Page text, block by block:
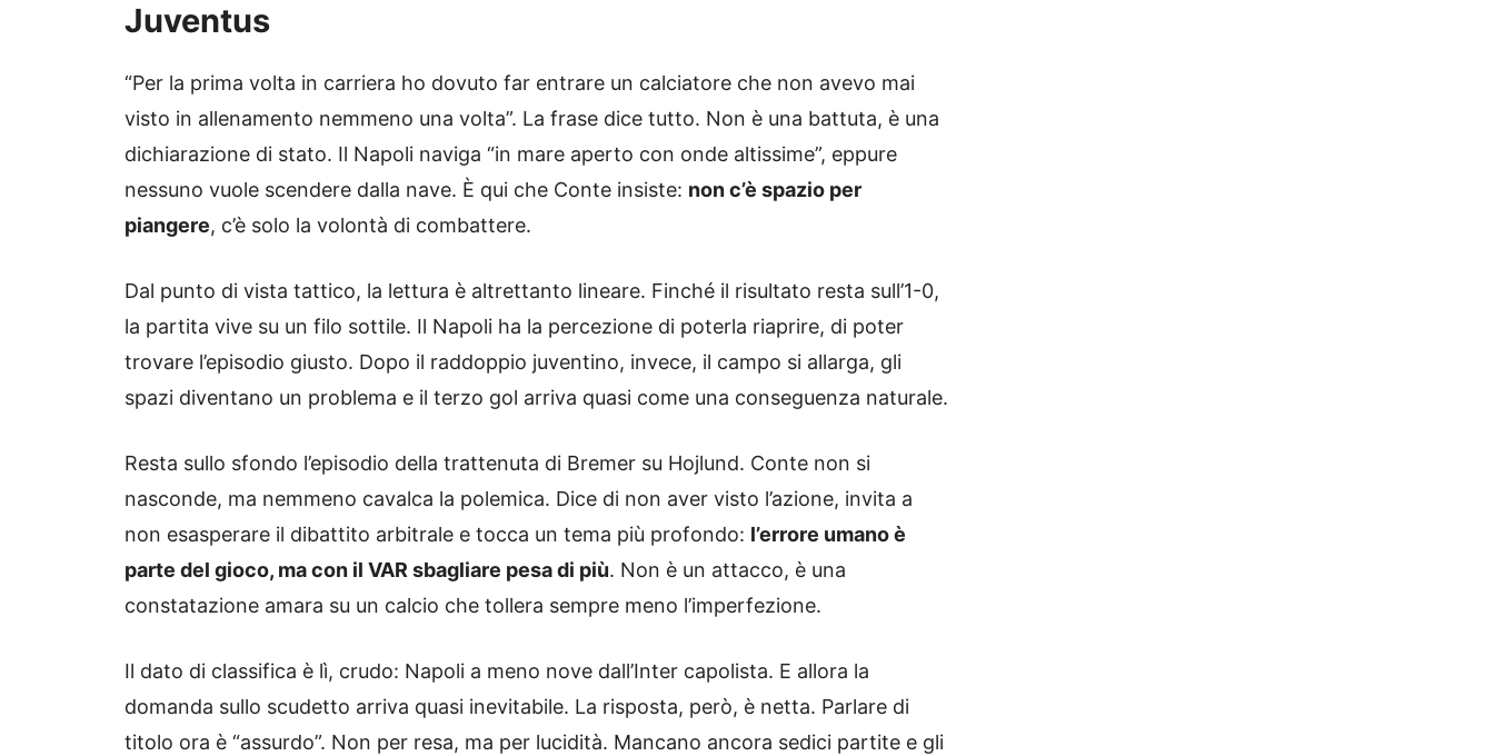
Juventus
“Per la prima volta in carriera ho dovuto far entrare un calciatore che non avevo mai
visto in allenamento nemmeno una volta”. La frase dice tutto. Non è una battuta, è una
dichiarazione di stato. Il Napoli naviga “in mare aperto con onde altissime”, eppure
nessuno vuole scendere dalla nave. È qui che Conte insiste: non c’è spazio per
piangere, c’è solo la volontà di combattere.
Dal punto di vista tattico, la lettura è altrettanto lineare. Finché il risultato resta sull’1-0,
la partita vive su un filo sottile. Il Napoli ha la percezione di poterla riaprire, di poter
trovare l’episodio giusto. Dopo il raddoppio juventino, invece, il campo si allarga, gli
spazi diventano un problema e il terzo gol arriva quasi come una conseguenza naturale.
Resta sullo sfondo l’episodio della trattenuta di Bremer su Hojlund. Conte non si
nasconde, ma nemmeno cavalca la polemica. Dice di non aver visto l’azione, invita a
non esasperare il dibattito arbitrale e tocca un tema più profondo: l’errore umano è
parte del gioco, ma con il VAR sbagliare pesa di più. Non è un attacco, è una
constatazione amara su un calcio che tollera sempre meno l’imperfezione.
Il dato di classifica è lì, crudo: Napoli a meno nove dall’Inter capolista. E allora la
domanda sullo scudetto arriva quasi inevitabile. La risposta, però, è netta. Parlare di
titolo ora è “assurdo”. Non per resa, ma per lucidità. Mancano ancora sedici partite e gli